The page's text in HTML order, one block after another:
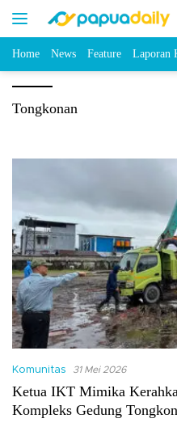
Home News Feature Laporan
Tongkonan
Komunitas 31 Mei 2026
Ketua IKT Mimika
Kompleks Gedung